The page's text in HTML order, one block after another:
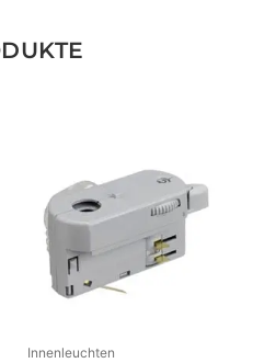
Innenleuchten